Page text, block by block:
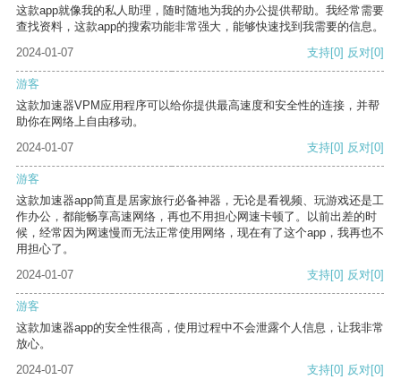
这款app就像我的私人助理，随时随地为我的办公提供帮助。我经常需要
查找资料，这款app的搜索功能非常强大，能够快速找到我需要的信息。
2024-01-07
支持[0] 反对[0]
游客
这款加速器VPM应用程序可以给你提供最高速度和安全性的连接，并帮
助你在网络上自由移动。
2024-01-07
支持[0] 反对[0]
游客
这款加速器app简直是居家旅行必备神器，无论是看视频、玩游戏还是工
作办公，都能畅享高速网络，再也不用担心网速卡顿了。以前出差的时
候，经常因为网速慢而无法正常使用网络，现在有了这个app，我再也不
用担心了。
2024-01-07
支持[0] 反对[0]
游客
这款加速器app的安全性很高，使用过程中不会泄露个人信息，让我非常
放心。
2024-01-07
支持[0] 反对[0]